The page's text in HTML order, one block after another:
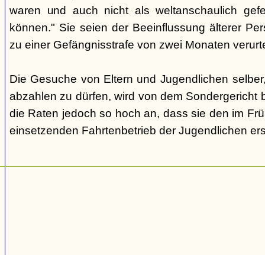
waren und auch nicht als weltanschaulich
können." Sie seien der Beeinflussung älterer
zu einer Gefängnisstrafe von zwei Monaten
Die Gesuche von Eltern und Jugendlichen
abzahlen zu dürfen, wird von dem Sondergericht
die Raten jedoch so hoch an, dass sie den im
einsetzenden Fahrtenbetrieb der Jugendlichen